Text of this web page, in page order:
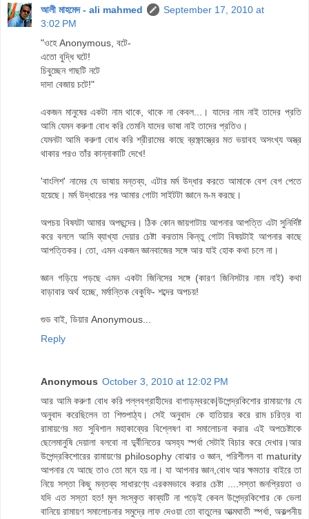
আলী মাহমেদ - ali mahmed
September 17, 2010 at
3:02 PM
"ওহে Anonymous, বটে-
এতো বুদ্ধি ঘটে!
চিবুচ্ছেন গাছটি নটে
দাদা বেজায় চটে!"
একজন মানুষের একটা নাম থাকে, থাকে না কেবল...। যাদের নাম নাই তাদের প্রতি
আমি যেমন করুণা বোধ করি তেমনি যাদের ভাষা নাই তাদের প্রতিও।
যেমনটা আমি করুণা বোধ করি শ্রীরামের কাছে ব্রক্ষ্ণাস্ত্রের মত ভয়াবহ অসংখ্য অস্ত্র
থাকার পরও তাঁর কান্নাকাটি দেখে!
'বাংলিশ' নামের যে ভাষায় মন্তব্য, এটার মর্ম উদ্ধার করতে আমাকে বেশ বেগ পেতে
হয়েছে। মর্ম উদ্ধারের পর আমার গোটা সাইটটা জ্ঞানে ম-ম করছে।
অপচয় বিষযটা আমার অপছন্দের। ঠিক কোন জায়গাটায় আপনার আপত্তি এটা সুনির্দিষ্ট
করে বললে আমি ব্যাখ্যা দেয়ার চেষ্টা করতাম কিন্তু গোটা বিষয়টাই আপনার কাছে
আপত্তিকর। তো, এমন একজন জ্ঞানবাজের সঙ্গে আর যাই হোক কথা চলে না।
জ্ঞান গড়িয়ে পড়ছে এমন একটা জিনিসের সঙ্গে (কারণ জিনিসটার নাম নাই) কথা
বাড়াবার অর্থ হচ্ছে, মর্মান্তিক বেকুফি- শব্দের অপচয়!
গুড বাই, ডিয়ার Anonymous...
Reply
Anonymous October 3, 2010 at 12:02 PM
আর আমি করুণা বোধ করি পল্লবগ্রাহীদের বাগাড়ম্বরকে|উপেন্দ্রকিশোর রামায়ণের যে
অনুবাদ করেছিলেন তা শিশুপাঠ্য। সেই অনুবাদ কে হাতিয়ার করে রাম চরিত্র বা
রামায়ণের মত সুবিশাল মহাকাব্যের বিশ্লেষণ বা সমালোচনা করার এই অপচেষ্টাকে
ছেলেমানুষি দেয়ালা বলবো না দু্র্বীনিতের অসহ্য স্পর্ধা সেটাই বিচার করে দেখার।আর
উপেন্দ্রকিশোরের রামায়ণের philosophy বোঝার ও জ্ঞান, পরিশীলন বা maturity
আপনার যে আছে তাও তো মনে হয় না। যা আপনার জ্ঞান,বোধ আর ক্ষমতার বাইরে তা
নিয়ে সস্তা কিছু মন্তব্য সাধারণ্যে এরকমভাবে করার চেষ্টা ....সস্তা জনপ্রিয়তা ও
যদি এত সস্তা হত! মূল সংস্কৃত কাব্যটি না পড়েই কেবল উপেন্দ্রকিশোর কে ভেলা
বানিয়ে রামায়ণ সমালোচনার সমুদ্রে লাফ দেওয়া তো বাতুলের আত্মঘাতী স্পর্ধা, অকল্পনীয়